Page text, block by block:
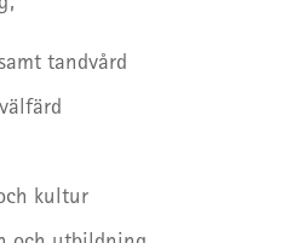
tandvård
kultur